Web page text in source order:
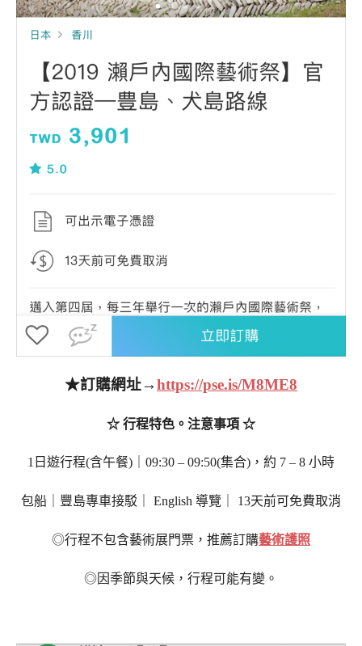
★訂購網址→https://pse.is/M8ME8
☆ 行程特色。注意事項 ☆
1日遊行程(含午餐)｜09:30 – 09:50(集合)，約 7 – 8 小時
包船｜豐島專車接駁｜ English 導覽｜ 13天前可免費取消
◎行程不包含藝術展門票，推薦訂購藝術護照
◎因季節與天候，行程可能有變。